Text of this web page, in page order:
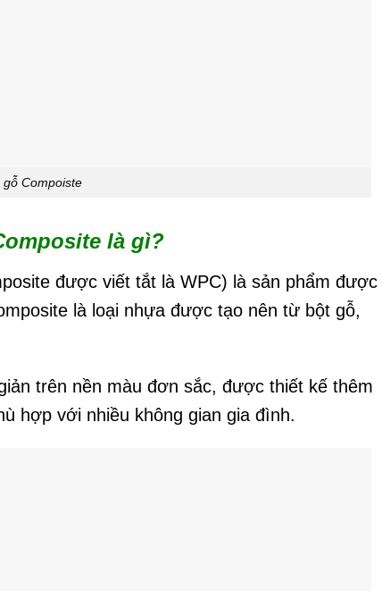
Compoiste
là gì?
được viết tắt là WPC) là sản phẩm được
là loại nhựa được tạo nên từ bột gỗ,
trên nền màu đơn sắc, được thiết kế thêm
hợp với nhiều không gian gia đình.